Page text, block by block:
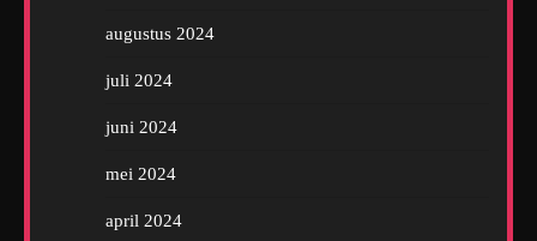
augustus 2024
juli 2024
juni 2024
mei 2024
april 2024